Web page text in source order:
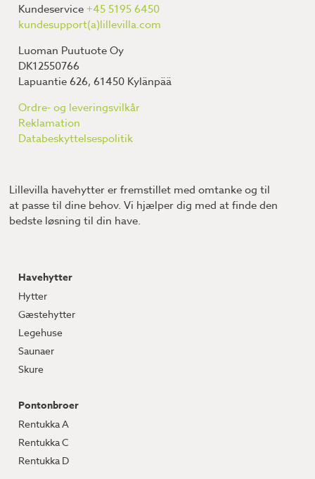
Kundeservice+45 5195 6450
kundesupport(a)lillevilla.com
Luoman Puutuote Oy
DK12550766
Lapuantie 626, 61450 Kylänpää
Ordre- og leveringsvilkår
Reklamation
Databeskyttelsespolitik
Lillevilla havehytter er fremstillet med omtanke og til
at passe til dine behov. Vi hjælper dig med at finde den
bedste løsning til din have.
Havehytter
Hytter
Gæstehytter
Legehuse
Saunaer
Skure
Pontonbroer
Rentukka A
Rentukka C
Rentukka D